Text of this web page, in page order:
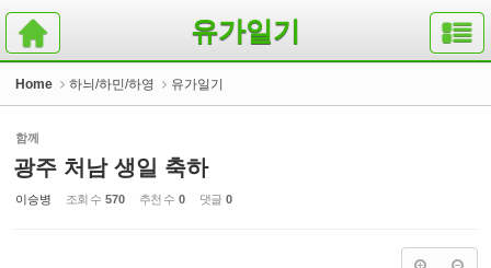
유가일기
Home 하늬/하민/하영 유가일기
함께
광주 처남 생일 축하
이승병 조회 수 570 추천 수 0 댓글 0